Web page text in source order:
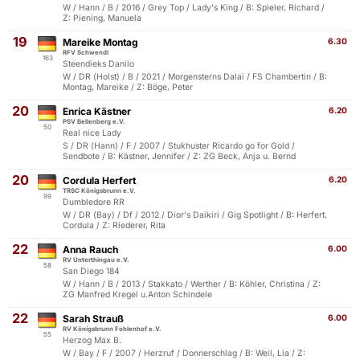
W / Hann / B / 2016 / Grey Top / Lady's King / B: Spieler, Richard /
Z: Piening, Manuela
19
163
6.30
Mareike Montag
RFV Schwendi
Steendieks Danilo
W / DR (Holst) / B / 2021 / Morgensterns Dalai / FS Chambertin / B:
Montag, Mareike / Z: Böge, Peter
20
50
6.20
Enrica Kästner
PSV Bellenberg e.V.
Real nice Lady
S / DR (Hann) / F / 2007 / Stukhuster Ricardo go for Gold /
Sendbote / B: Kästner, Jennifer / Z: ZG Beck, Anja u. Bernd
20
99
6.20
Cordula Herfert
TRSC Königsbrunn e.V.
Dumbledore RR
W / DR (Bay) / Df / 2012 / Dior's Daikiri / Gig Spotlight / B: Herfert,
Cordula / Z: Riederer, Rita
22
58
6.00
Anna Rauch
RV Unterthingau e.V.
San Diego 184
W / Hann / B / 2013 / Stakkato / Werther / B: Köhler, Christina / Z:
ZG Manfred Kregel u.Anton Schindele
22
55
6.00
Sarah Strauß
RV Königsbrunn Fohlenhof e.V.
Herzog Max B.
W / Bay / F / 2007 / Herzruf / Donnerschlag / B: Weil, Lia / Z: